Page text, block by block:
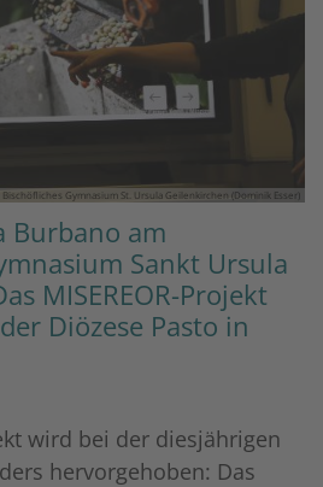
Gymnasium St. Ursula Geilenkirchen (Dominik Esser)
Burbano am
Sankt Ursula
MISEREOR-Projekt
Diözese Pasto in
wird bei der diesjährigen
hervorgehoben: Das